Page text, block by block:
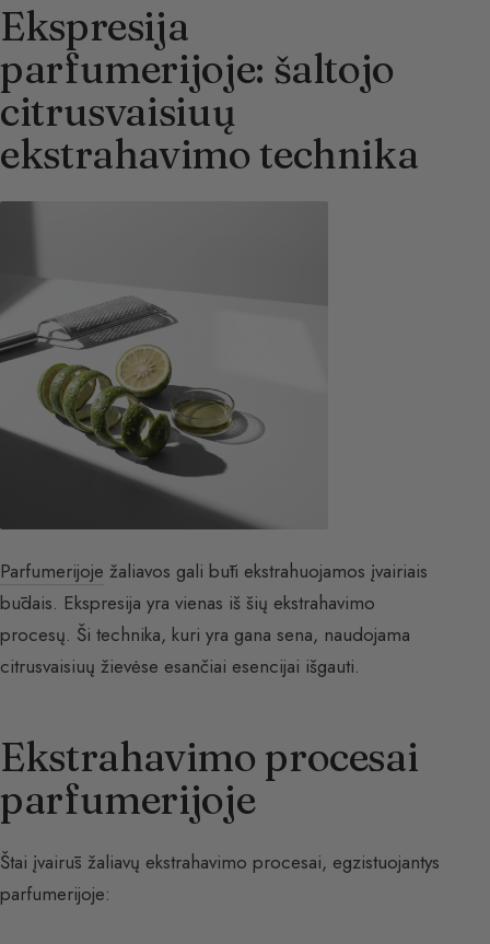
Ekspresija
parfumerijoje: šaltojo
citrusvaisiuų
ekstrahavimo technika
Parfumerijoje žaliavos gali būti ekstrahuojamos įvairiais
būdais. Ekspresija yra vienas iš šių ekstrahavimo
procesų. Ši technika, kuri yra gana sena, naudojama
citrusvaisiuų žievėse esančiai esencijai išgauti.
Ekstrahavimo procesai
parfumerijoje
Štai įvairūs žaliavų ekstrahavimo procesai, egzistuojantys
parfumerijoje: